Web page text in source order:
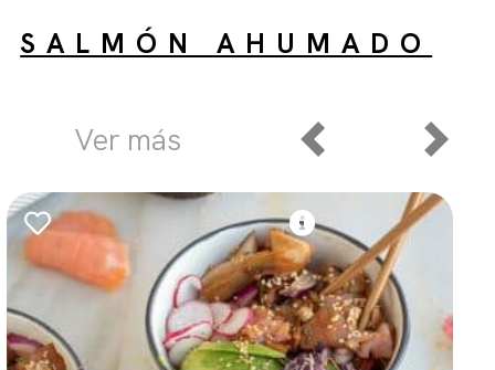
SALMÓN AHUMADO
Ver más